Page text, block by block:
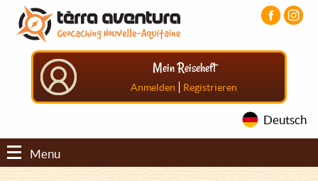
Direkt
zum
Inhalt
Aller
menu
principal
Aller
pied
Mein Reiseheft
Anmelden | Registrieren
Deutsch
Menu